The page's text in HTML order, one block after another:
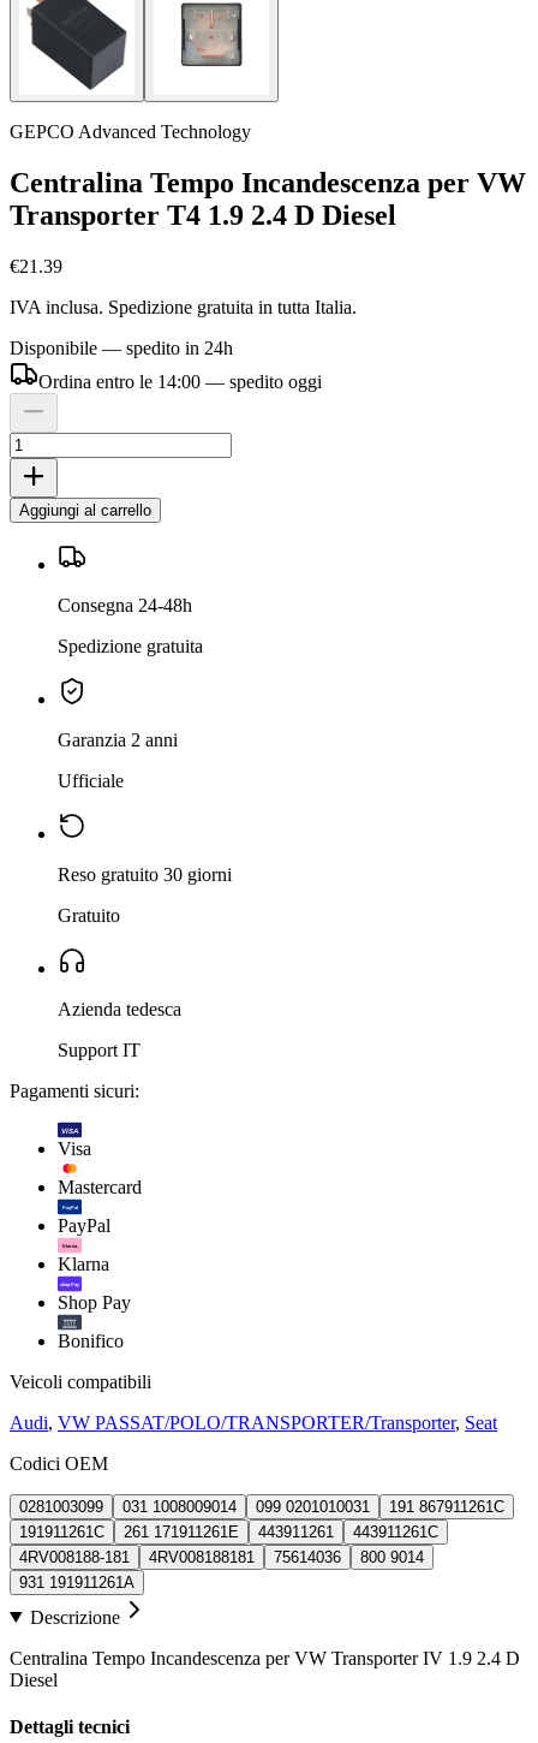
GEPCO Advanced Technology
Centralina Tempo Incandescenza per VW
Transporter T4 1.9 2.4 D Diesel
€21.39
IVA inclusa. Spedizione gratuita in tutta Italia.
Disponibile — spedito in 24h
Ordina entro le 14:00 — spedito oggi
Aggiungi al carrello
Consegna 24-48h
Spedizione gratuita
Garanzia 2 anni
Ufficiale
Reso gratuito 30 giorni
Gratuito
Azienda tedesca
Support IT
Pagamenti sicuri:
VISA
Visa
Mastercard
PayPal
PayPal
Klarna.
Klarna
shop Pay
Shop Pay
Bonifico
Veicoli compatibili
Audi, VW PASSAT/POLO/TRANSPORTER/Transporter, Seat
Codici OEM
0281003099 031 1008009014 099 0201010031
191 867911261C
191911261C
261 171911261E 443911261
443911261C
4RV008188-181
4RV008188181 75614036
800 9014
931 191911261A
Descrizione
Centralina Tempo Incandescenza per VW Transporter IV 1.9 2.4 D
Diesel
Dettagli tecnici